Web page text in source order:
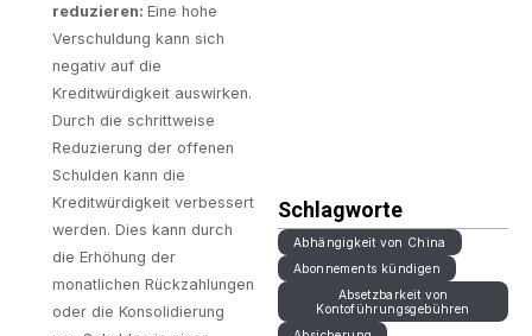
reduzieren: Eine hohe
Verschuldung kann sich
negativ auf die
Kreditwürdigkeit auswirken.
Durch die schrittweise
Reduzierung der offenen
Schulden kann die
Kreditwürdigkeit verbessert
werden. Dies kann durch
die Erhöhung der
monatlichen Rückzahlungen
oder die Konsolidierung
Schlagworte
Abhängigkeit von China
Abonnements kündigen
Absetzbarkeit von
Kontoführungsgebühren